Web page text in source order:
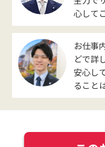
心して
お仕事
どで詳
安心し
ること